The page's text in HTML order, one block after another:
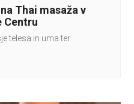
Thai masaža v
Centru
telesa in uma ter